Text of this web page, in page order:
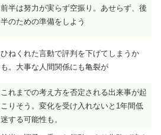
前半は努力が実らず空振り。あせらず、後
半のための準備をしよう
ひねくれた言動で評判を下げてしまうか
も。大事な人間関係にも亀裂が
これまでの考え方を否定される出来事が起
こりそう。変化を受け入れないと1年間低
迷する可能性も。